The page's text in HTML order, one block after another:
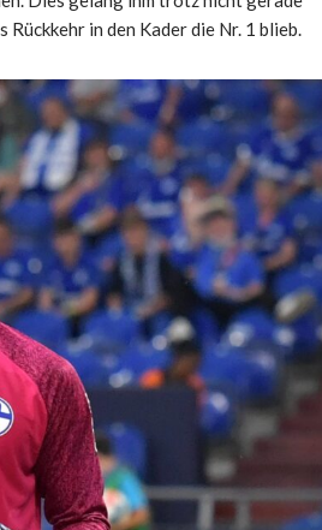
in den Kader die Nr. 1 blieb.